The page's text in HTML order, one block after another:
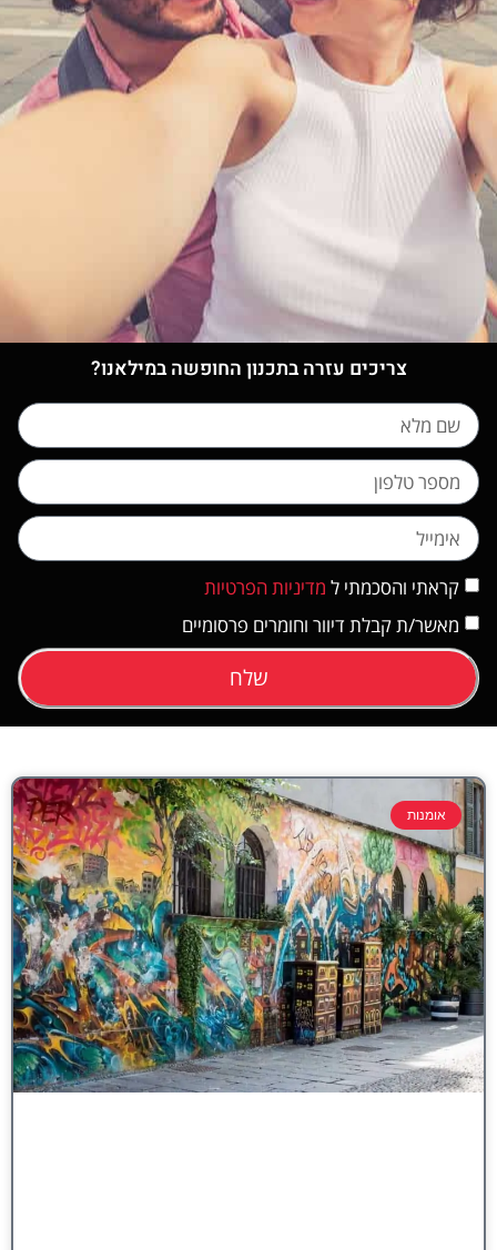
צריכים עזרה בתכנון החופשה במילאנו?
קראתי והסכמתי ל מדיניות הפרטיות
מאשר/ת קבלת דיוור וחומרים פרסומיים
שלח
אומנות